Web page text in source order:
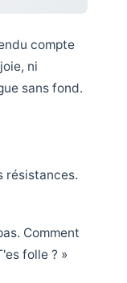
compte
ni
sans fond.
résistances.
Comment
folle ? »